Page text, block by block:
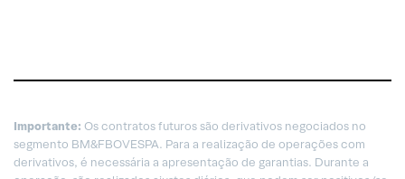
Importante: Os contratos futuros são derivativos negociados no
segmento BM&FBOVESPA. Para a realização de operações com
derivativos, é necessária a apresentação de garantias. Durante a